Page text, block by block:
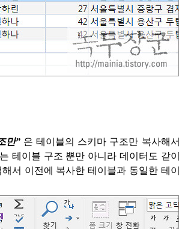
만” 은 테이블의 스키마 구조만 복사해서
는 테이블 구조 뿐만 아니라 데이터도 같이
서 이전에 복사한 테이블과 동일한 테이